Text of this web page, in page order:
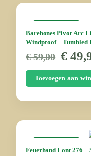
Barebones Pivot Arc
Windproof – Tumbled
€59,00
prijs
was:
€
€
Toevoegen aan
Feuerhand Lont 276 –